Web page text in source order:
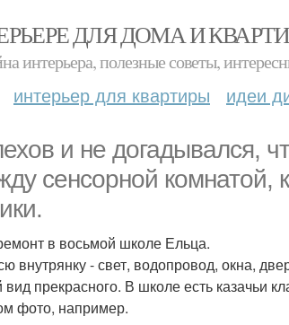
ДЛЯ ДОМА И
интерьера, полезные советы,
интерьер для квартиры идеи
и не догадывался,
сенсорной комнатой,
в восьмой школе Ельца.
внутрянку - свет, водопровод, окна,
прекрасного. В школе есть казачьи
фото, например.